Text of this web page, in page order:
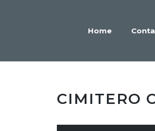
Home
CIMITERO